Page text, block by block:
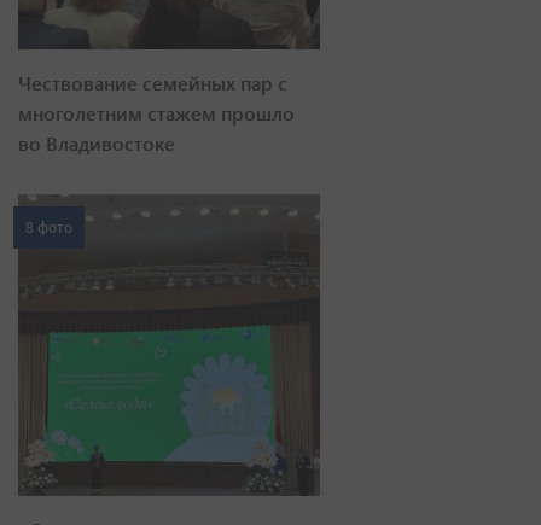
Чествование семейных пар с
многолетним стажем прошло
во Владивостоке
8 фото